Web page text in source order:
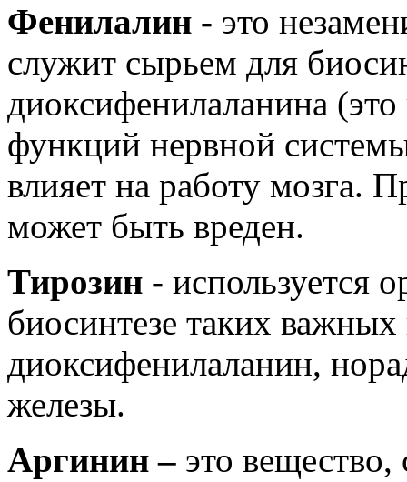
Фенилалин - это
служит сырьем для
диоксифенилаланина
функций нервной
влияет на работу мозга.
может быть вреден.
Тирозин - используется
биосинтезе таких важных
диоксифенилаланин,
железы.
Аргинин – это